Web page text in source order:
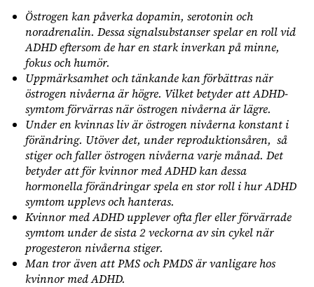
Östrogen kan påverka dopamin, serotonin och
noradrenalin. Dessa signalsubstanser spelar en roll vid
ADHD eftersom de har en stark inverkan på minne,
fokus och humör.
Uppmärksamhet och tänkande kan förbättras när
östrogen nivåerna är högre. Vilket betyder att ADHD-
symtom förvärras när östrogen nivåerna är lägre.
Under en kvinnas liv är östrogen nivåerna konstant i
förändring. Utöver det, under reproduktionsåren, så
stiger och faller östrogen nivåerna varje månad. Det
betyder att för kvinnor med ADHD kan dessa
hormonella förändringar spela en stor roll i hur ADHD
symtom upplevs och hanteras.
Kvinnor med ADHD upplever ofta fler eller förvärrade
symtom under de sista 2 veckorna av sin cykel när
progesteron nivåerna stiger.
Man tror även att PMS och PMDS är vanligare hos
kvinnor med ADHD.